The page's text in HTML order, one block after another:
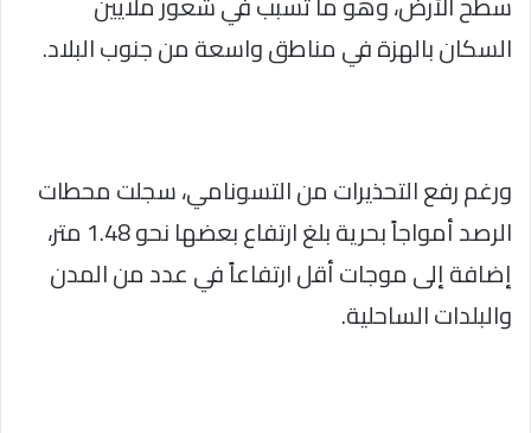
السكان بالهزة في مناطق واسعة من جنوب البلاد.
ورغم رفع التحذيرات من التسونامي، سجلت محطات
الرصد أمواجاً بحرية بلغ ارتفاع بعضها نحو 1.48 متر،
إضافة إلى موجات أقل ارتفاعاً في عدد من المدن
والبلدات الساحلية.